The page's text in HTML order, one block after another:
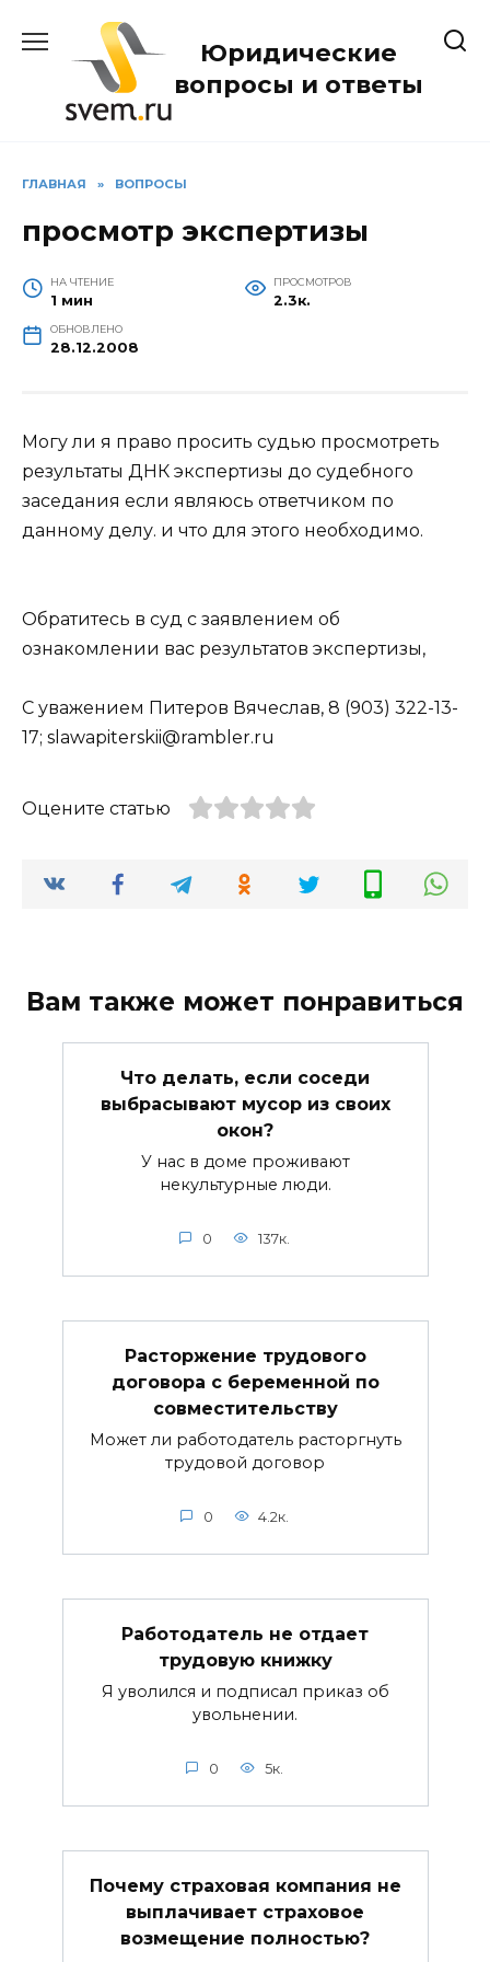
содержанию
Юридические
вопросы и ответы
ГЛАВНАЯ » ВОПРОСЫ
просмотр экспертизы
НА ЧТЕНИЕ
1 мин
ПРОСМОТРОВ
2.3к.
ОБНОВЛЕНО
28.12.2008
Могу ли я право просить судью просмотреть
результаты ДНК экспертизы до судебного
заседания если являюсь ответчиком по
данному делу. и что для этого необходимо.
Обратитесь в суд с заявлением об
ознакомлении вас результатов экспертизы,
С уважением Питеров Вячеслав, 8 (903) 322-13-
17; slawapiterskii@rambler.ru
Оцените статью
Вам также может понравиться
Что делать, если соседи
выбрасывают мусор из своих
окон?
У нас в доме проживают
некультурные люди.
0 137к.
Расторжение трудового
договора с беременной по
совместительству
Может ли работодатель расторгнуть
трудовой договор
0 4.2к.
Работодатель не отдает
трудовую книжку
Я уволился и подписал приказ об
увольнении.
0 5к.
Почему страховая компания не
выплачивает страховое
возмещение полностью?